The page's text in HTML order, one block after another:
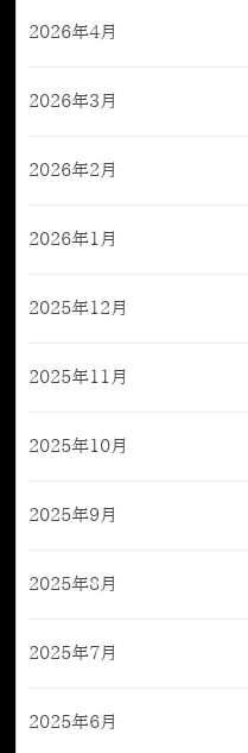
2026年4月
2026年3月
2026年2月
2026年1月
2025年12月
2025年11月
2025年10月
2025年9月
2025年8月
2025年7月
2025年6月